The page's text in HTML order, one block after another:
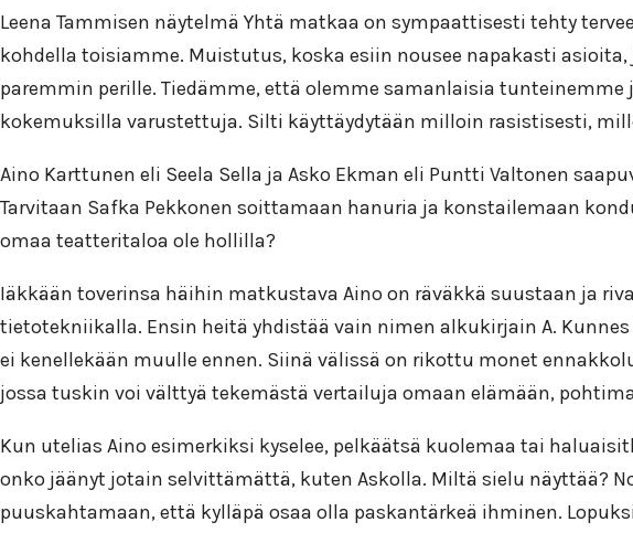
Leena Tammisen näytelmä Yhtä matkaa on sympaattisesti tehty
kohdella toisiamme. Muistutus, koska esiin nousee napakasti
paremmin perille. Tiedämme, että olemme samanlaisia
kokemuksilla varustettuja. Silti käyttäydytään milloin rasistisesti,
Aino Karttunen eli Seela Sella ja Asko Ekman eli Puntti Valtonen
Tarvitaan Safka Pekkonen soittamaan hanuria ja konstailemaan
omaa teatteritaloa ole hollilla?
Iäkkään toverinsa häihin matkustava Aino on räväkkä suustaan ja
tietotekniikalla. Ensin heitä yhdistää vain nimen alkukirjain A.
ei kenellekään muulle ennen. Siinä välissä on rikottu monet
jossa tuskin voi välttyä tekemästä vertailuja omaan elämään,
Kun utelias Aino esimerkiksi kyselee, pelkäätsä kuolemaa tai
onko jäänyt jotain selvittämättä, kuten Askolla. Miltä sielu näyttää?
puuskahtamaan, että kylläpä osaa olla paskantärkeä ihminen.